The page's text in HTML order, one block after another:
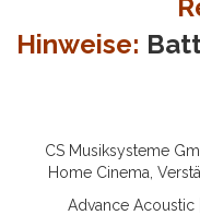
Hinweise:
CS Musiksysteme
Home Cinema,
Advance Acoustic